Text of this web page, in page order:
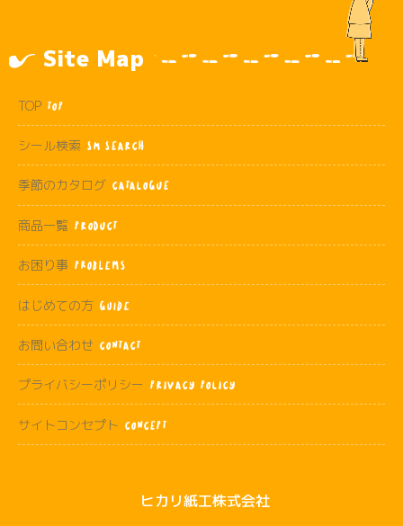
Site Map
TOP TOP
シール検索 SM SEARCH
季節のカタログ CATALOGUE
商品一覧 PRODUCT
お困り事 Problems
はじめての方 Guide
お問い合わせ CONTACT
プライバシーポリシー PRIVACY POLICY
サイトコンセプト CONCEPT
ヒカリ紙工株式会社